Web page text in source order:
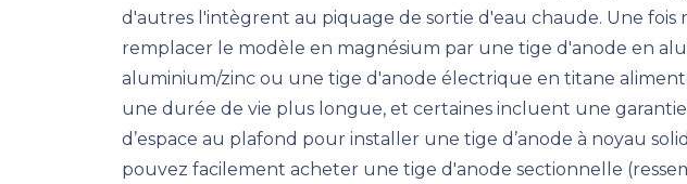
d'autres l'intègrent au piquage de sortie d'eau chaude. Une fois
remplacer le modèle en magnésium par une tige d'anode en
aluminium/zinc ou une tige d'anode électrique en titane
une durée de vie plus longue, et certaines incluent une garantie
d’espace au plafond pour installer une tige d’anode à noyau
pouvez facilement acheter une tige d'anode sectionnelle